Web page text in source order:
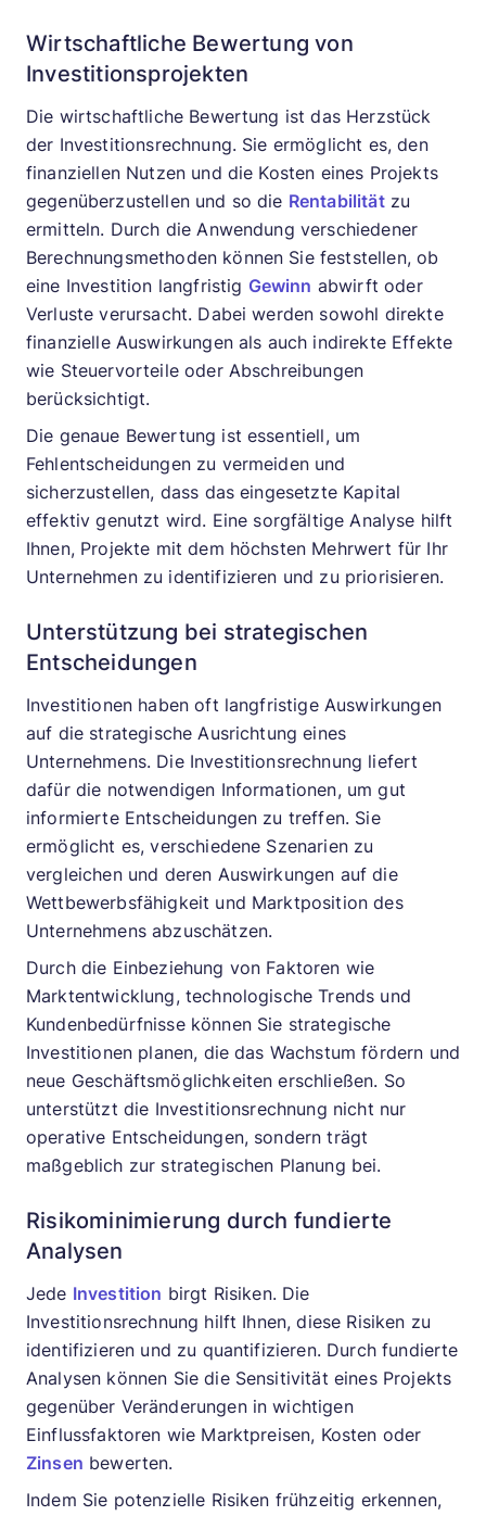
Wirtschaftliche Bewertung von
Investitionsprojekten
Die wirtschaftliche Bewertung ist das Herzstück
der Investitionsrechnung. Sie ermöglicht es, den
finanziellen Nutzen und die Kosten eines Projekts
gegenüberzustellen und so die Rentabilitätzu
ermitteln. Durch die Anwendung verschiedener
Berechnungsmethoden können Sie feststellen, ob
eine Investition langfristig Gewinn abwirft oder
Verluste verursacht. Dabei werden sowohl direkte
finanzielle Auswirkungen als auch indirekte Effekte
wie Steuervorteile oder Abschreibungen
berücksichtigt.
Die genaue Bewertung ist essentiell, um
Fehlentscheidungen zu vermeiden und
sicherzustellen, dass das eingesetzte Kapital
effektiv genutzt wird. Eine sorgfältige Analyse hilft
Ihnen, Projekte mit dem höchsten Mehrwert für Ihr
Unternehmen zu identifizieren und zu priorisieren.
Unterstützung bei strategischen
Entscheidungen
Investitionen haben oft langfristige Auswirkungen
auf die strategische Ausrichtung eines
Unternehmens. Die Investitionsrechnung liefert
dafür die notwendigen Informationen, um gut
informierte Entscheidungen zu treffen. Sie
ermöglicht es, verschiedene Szenarien zu
vergleichen und deren Auswirkungen auf die
Wettbewerbsfähigkeit und Marktposition des
Unternehmens abzuschätzen.
Durch die Einbeziehung von Faktoren wie
Marktentwicklung, technologische Trends und
Kundenbedürfnisse können Sie strategische
Investitionen planen, die das Wachstum fördern und
neue Geschäftsmöglichkeiten erschließen. So
unterstützt die Investitionsrechnung nicht nur
operative Entscheidungen, sondern trägt
maßgeblich zur strategischen Planung bei.
Risikominimierung durch fundierte
Analysen
Jede Investition birgt Risiken. Die
Investitionsrechnung hilft Ihnen, diese Risiken zu
identifizieren und zu quantifizieren. Durch fundierte
Analysen können Sie die Sensitivität eines Projekts
gegenüber Veränderungen in wichtigen
Einflussfaktoren wie Marktpreisen, Kosten oder
Zinsen bewerten.
Indem Sie potenzielle Risiken frühzeitig erkennen,